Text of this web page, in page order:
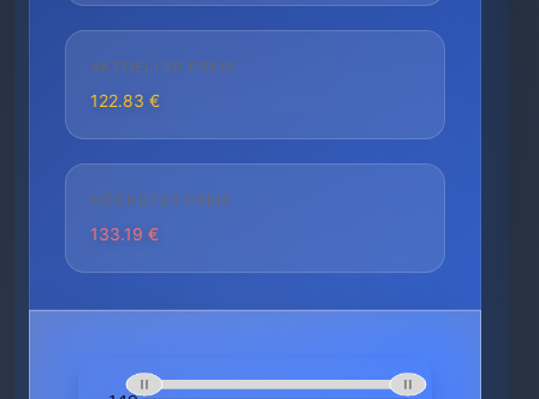
AKTUELLER PREIS
122.83 €
HÖCHSTER PREIS
133.19 €